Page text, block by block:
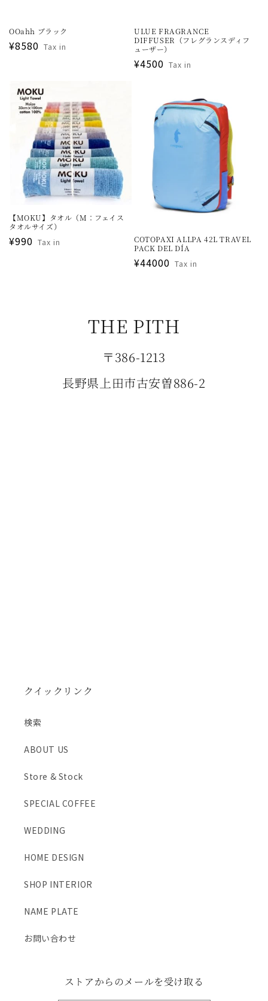
OOahh ブラック
通
格
¥8580 Tax in
ULUE FRAGRANCE
DIFFUSER（フレグランスディフ
ューザー）
通
¥4500 Tax in
【MOKU】タオル（M：フェイス
タオルサイズ）
通
¥990 Tax in
COTOPAXI ALLPA 42L TRAVEL
PACK DEL DÍA
通
¥44000 Tax in
THE PITH
〒386-1213
長野県上田市古安曽886-2
クイックリンク
検索
ABOUT US
Store & Stock
SPECIAL COFFEE
WEDDING
HOME DESIGN
SHOP INTERIOR
NAME PLATE
お問い合わせ
ストアからのメールを受け取る